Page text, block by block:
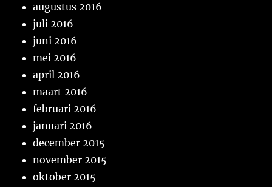
augustus 2016
juli 2016
juni 2016
mei 2016
april 2016
maart 2016
februari 2016
januari 2016
december 2015
november 2015
oktober 2015